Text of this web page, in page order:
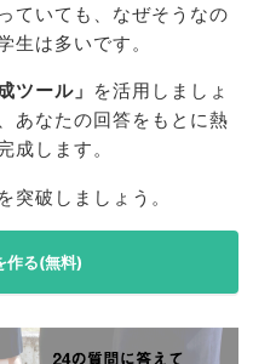
ていても、なぜそうなの
生は多いです。
ツール」 を活用しましょ
あなたの回答をもとに熱
成します。
突破しましょう。
作る(無料)